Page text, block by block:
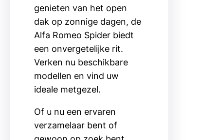
genieten van het open
dak op zonnige dagen, de
Alfa Romeo Spider biedt
een onvergetelijke rit.
Verken nu beschikbare
modellen en vind uw
ideale metgezel.
Of u nu een ervaren
verzamelaar bent of